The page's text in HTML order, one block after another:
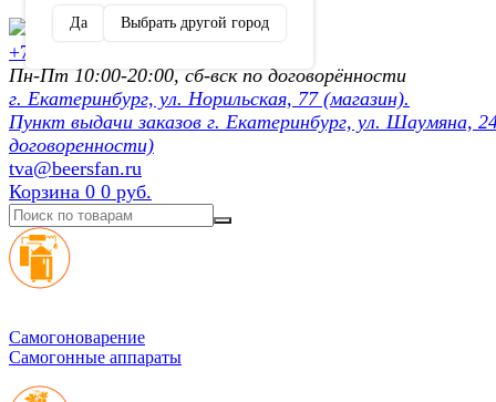
Да Выбрать другой город
+7 (902) 872-54-70
Пн-Пт 10:00-20:00, сб-вск по договорённости
г. Екатеринбург, ул. Норильская, 77 (магазин).
Пункт выдачи заказов г. Екатеринбург, ул. Шаумяна,
договоренности)
tva@beersfan.ru
Корзина 0 0 руб.
Cамогоноварение
Самогонные аппараты